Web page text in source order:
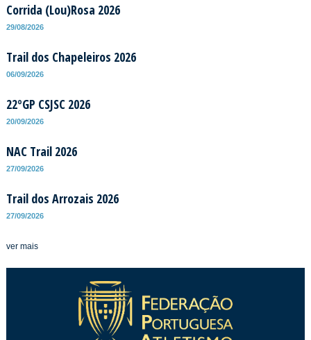
Corrida (Lou)Rosa 2026
29/08/2026
Trail dos Chapeleiros 2026
06/09/2026
22ºGP CSJSC 2026
20/09/2026
NAC Trail 2026
27/09/2026
Trail dos Arrozais 2026
27/09/2026
ver mais